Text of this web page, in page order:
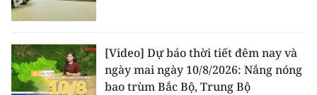
[Video] Dự báo thời tiết đêm nay và
ngày mai ngày 10/8/2026: Nắng nóng
bao trùm Bắc Bộ, Trung Bộ